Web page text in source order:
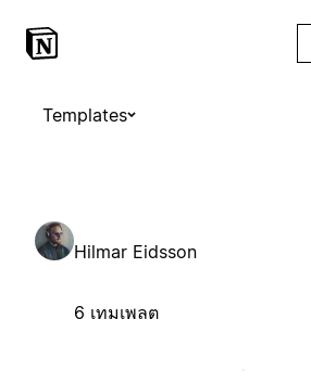
Templates
Hilmar Eidsson
6 เทมเพลต